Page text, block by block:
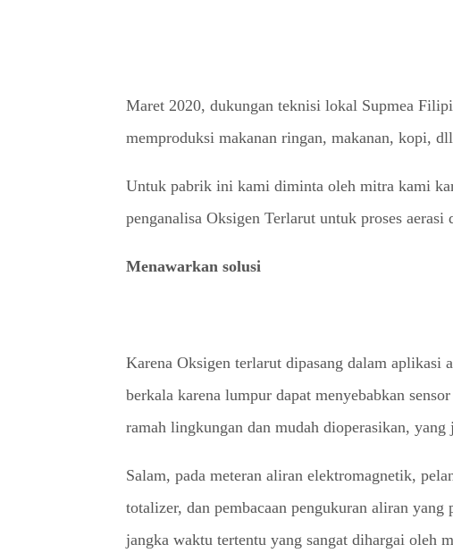
Maret 2020, dukungan teknisi lokal Supmea
memproduksi makanan ringan, makanan, kopi,
Untuk pabrik ini kami diminta oleh mitra kami
penganalisa Oksigen Terlarut untuk proses
Menawarkan solusi
Karena Oksigen terlarut dipasang dalam aplikasi
berkala karena lumpur dapat menyebabkan
ramah lingkungan dan mudah dioperasikan,
Salam, pada meteran aliran elektromagnetik,
totalizer, dan pembacaan pengukuran aliran
jangka waktu tertentu yang sangat dihargai oleh